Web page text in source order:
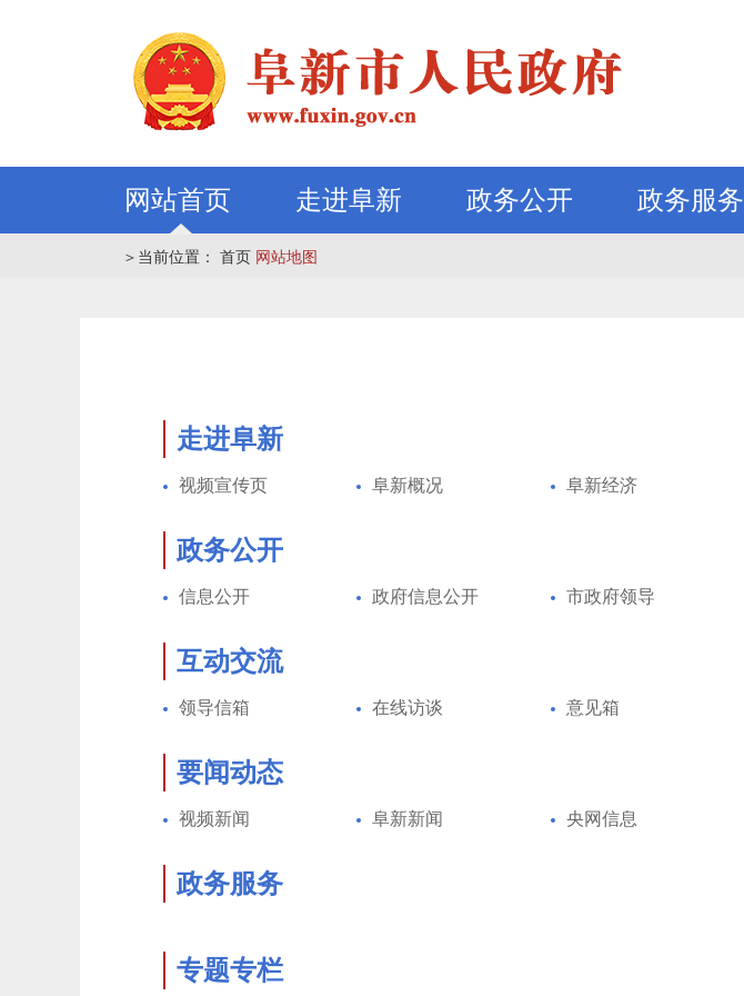
网站首页 走进阜新 政务公开 政务服务
当前位置： 首页
＞ 网站地图
走进阜新
视频宣传页 阜新概况 阜新经济
政务公开
信息公开 政府信息公开 市政府领导
互动交流
领导信箱 在线访谈 意见箱
要闻动态
视频新闻 阜新新闻 央网信息
政务服务
专题专栏